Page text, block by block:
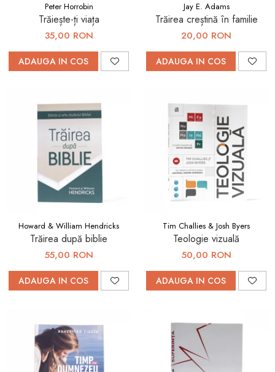
Peter Horrobin
Trăiește-ți viața
35,00 RON
ADAUGA IN COS
Jay E. Adams
Trăirea creștină în familie
20,00 RON
ADAUGA IN COS
Howard & William Hendricks
Trăirea după biblie
55,00 RON
ADAUGA IN COS
Tim Challies & Josh Byers
Teologie vizuală
50,00 RON
ADAUGA IN COS